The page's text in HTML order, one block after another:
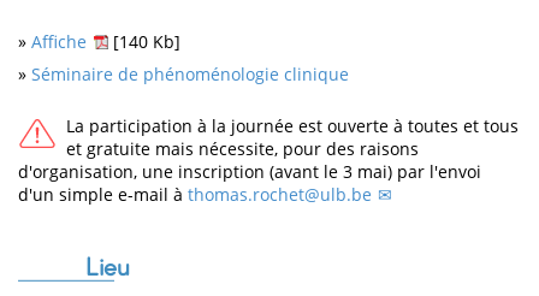
» Affiche
[140 Kb]
» Séminaire de phénoménologie clinique
La participation à la journée est ouverte à toutes et tous
et gratuite mais nécessite, pour des raisons
d'organisation, une inscription (avant le 3 mai) par l'envoi
d'un simple e-mail à thomas.rochet@ulb.be
Lieu